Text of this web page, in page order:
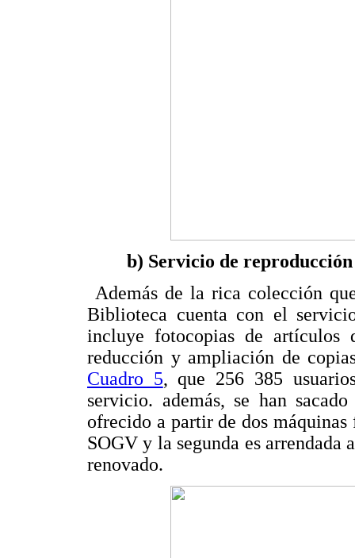
b) Servicio de reproducción
Además de la rica colección
Biblioteca cuenta con el
incluye fotocopias de artículos
reducción y ampliación de
Cuadro 5, que 256 385
servicio. además, se han
ofrecido a partir de dos máquinas
SOGV y la segunda es arrendada
renovado.